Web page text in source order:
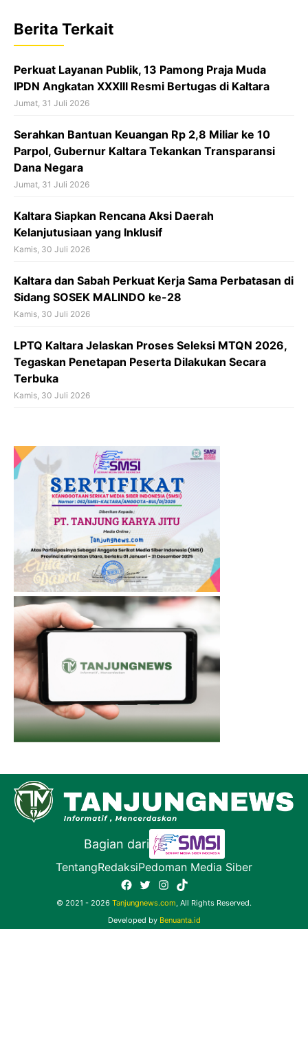
b
o
o
k
s
A
p
p
a
d
s
Berita Terkait
Perkuat Layanan Publik, 13 Pamong Praja Muda
IPDN Angkatan XXXIII Resmi Bertugas di Kaltara
Jumat, 31 Juli 2026
Serahkan Bantuan Keuangan Rp 2,8 Miliar ke 10
Parpol, Gubernur Kaltara Tekankan Transparansi
Dana Negara
Jumat, 31 Juli 2026
Kaltara Siapkan Rencana Aksi Daerah
Kelanjutusiaan yang Inklusif
Kamis, 30 Juli 2026
Kaltara dan Sabah Perkuat Kerja Sama Perbatasan di
Sidang SOSEK MALINDO ke-28
Kamis, 30 Juli 2026
LPTQ Kaltara Jelaskan Proses Seleksi MTQN 2026,
Tegaskan Penetapan Peserta Dilakukan Secara
Terbuka
Kamis, 30 Juli 2026
Bagian dari
TentangRedaksiPedoman Media Siber
Facebook
TwitterInstagram
TikTok
© 2021 - 2026 Tanjungnews.com, All Rights Reserved.
Developed by Benuanta.id